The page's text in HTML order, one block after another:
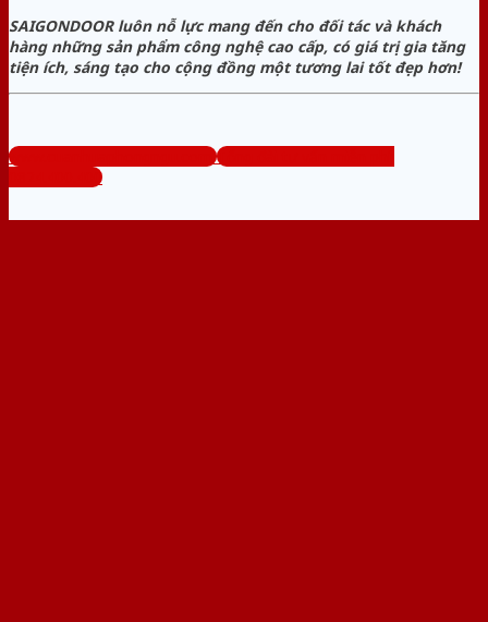
SAIGONDOOR luôn nỗ lực mang đến cho đối tác và khách
hàng những sản phẩm công nghệ cao cấp, có giá trị gia tăng
tiện ích, sáng tạo cho cộng đồng một tương lai tốt đẹp hơn!
www.cuanhuaphongngu.com
Tổng đài tư vấn miễn phí:
0824.400.400